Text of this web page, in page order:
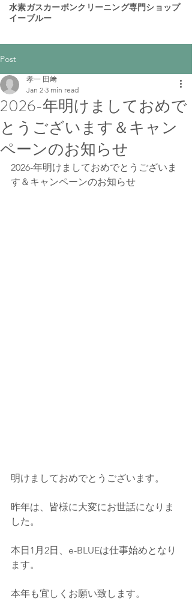
​水素ガスカーボンクリーニング専門ショップ
イーブルー
Post
2026-年明けましておめで
とうございます＆キャン
ペーンのお知らせ
孝一 田﨑
Jan 2 3 min read
2026-年明けましておめでとうございま
す＆キャンペーンのお知らせ
明けましておめでとうございます。
昨年は、皆様に大変にお世話になりま
した。
本日1月2日、e-BLUEは仕事始めとなり
ます。
本年も宜しくお願い致します。